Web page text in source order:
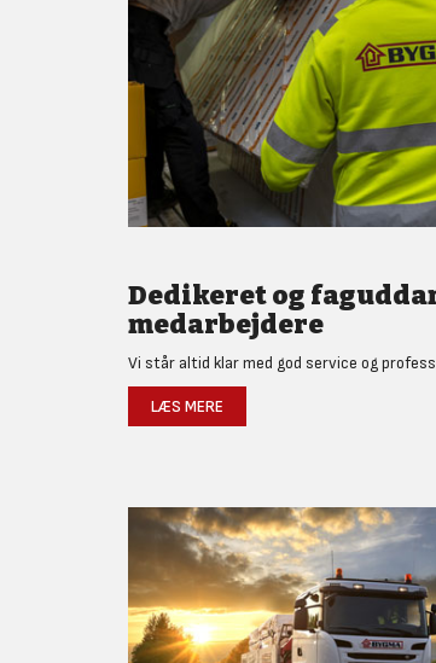
Dedikeret og
medarbejdere
Vi står altid klar med god service og
LÆS MERE